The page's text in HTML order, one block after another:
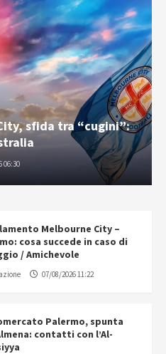
sfida tra “cugini”:
06:30
Melbourne City –
cosa succede in caso di
/ Amichevole
07/08/2026 11:22
Palermo, spunta
contatti con l’Al-